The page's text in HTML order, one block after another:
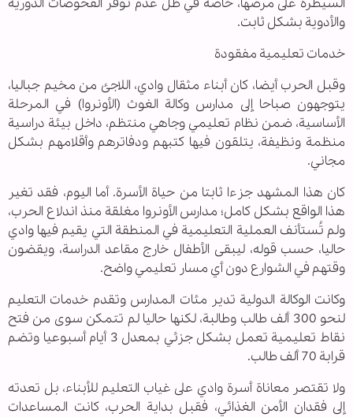
والأدوية بشكل ثابت.
خدمات تعليمية مفقودة
وقبل الحرب أيضا، كان أبناء مثقال وادي، اللاجئ من مخيم جباليا،
يتوجهون صباحا إلى مدارس وكالة الغوث (الأونروا) في المرحلة
الأساسية، ضمن نظام تعليمي وجاهي منتظم، داخل بيئة دراسية
منظمة ونظيفة، يتلقون فيها كتبهم ودفاترهم وأقلامهم بشكل
مجاني.
كان هذا المشهد جزءا ثابتا من حياة الأسرة. أما اليوم، فقد تغير
هذا الواقع بشكل كامل؛ مدارس الأونروا مغلقة منذ اندلاع الحرب،
ولم تُستأنف العملية التعليمية في المنطقة التي يقيم فيها وادي
حاليا، حسب قوله، ليبقى الأطفال خارج مقاعد الدراسة، ويقضون
وقتهم في الشوارع دون أي مسار تعليمي واضح.
وكانت الوكالة الدولية تدير مئات المدارس وتقدم خدمات التعليم
لنحو 300 ألف طالب وطالبة، لكنها حاليا لم تتمكن سوى من فتح
نقاط تعليمية تعمل بشكل جزئي بمعدل 3 أيام أسبوعيا وتضم
قرابة 70 ألف طالب.
ولا تقتصر معاناة أسرة وادي على غياب التعليم للأبناء، بل تعدته
إلى فقدان الأمن الغذائي، فقبل بداية الحرب، كانت المساعدات